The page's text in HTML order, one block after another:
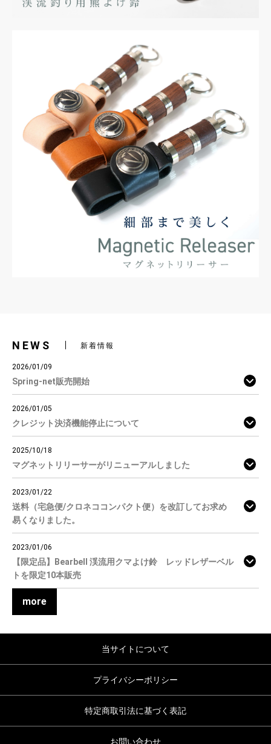
NEWS 新着情報
2026/01/09
Spring-net販売開始
2026/01/05
クレジット決済機能停止について
2025/10/18
マグネットリリーサーがリニューアルしました
2023/01/22
送料（宅急便/クロネココンパクト便）を改訂してお求め
易くなりました。
2023/01/06
【限定品】Bearbell 渓流用クマよけ鈴 レッドレザーベル
トを限定10本販売
more
当サイトについて
プライバシーポリシー
特定商取引法に基づく表記
お問い合わせ